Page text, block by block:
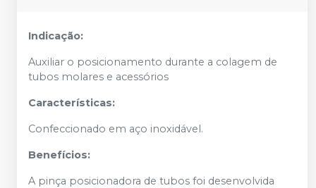
Indicação:
Auxiliar o posicionamento durante a colagem de
tubos molares e acessórios
Características:
Confeccionado em aço inoxidável.
Benefícios:
A pinça posicionadora de tubos foi desenvolvida